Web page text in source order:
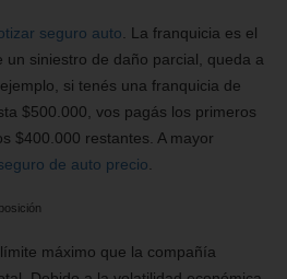
seguro auto. La franquicia es el
un siniestro de daño parcial, queda a
si tenés una franquicia de
$500.000, vos pagás los primeros
$400.000 restantes. A mayor
de auto precio.
máximo que la compañía